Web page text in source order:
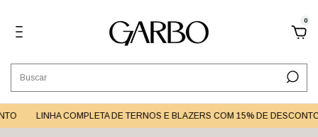
0
LINHA COMPLETA DE TERNOS E BLAZERS COM 15% DE DESCONTO